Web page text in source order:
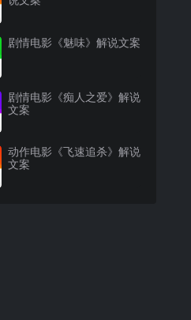
剧情电影《魅味》解说文案
剧情电影《痴人之爱》解说
文案
动作电影《飞速追杀》解说
文案